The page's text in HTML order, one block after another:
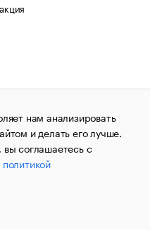
авторских прав
1995–2026.Сообщения
«РБК»
по надзору в сфере
и массовых
за номером ИА
«РБК». Отдельные
нам анализировать
и делать его лучше.
вы соглашаетесь с
политикой